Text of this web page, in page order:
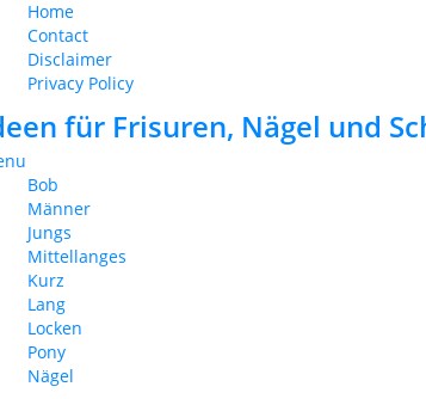
Home
Contact
Disclaimer
Privacy Policy
für Frisuren, Nägel und
Bob
Männer
Jungs
Mittellanges
Kurz
Lang
Locken
Pony
Nägel